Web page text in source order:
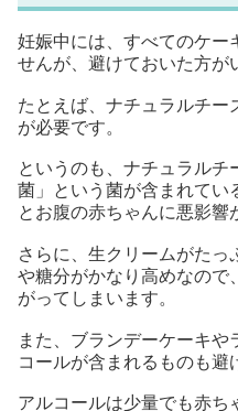
妊娠中には、すべてのケー
せんが、避けておいた方が
たとえば、ナチュラルチー
が必要です。
というのも、ナチュラルチ
菌」という菌が含まれてい
とお腹の赤ちゃんに悪影響
さらに、生クリームがたっ
や糖分がかなり高めなので
がってしまいます。
また、ブランデーケーキ
コールが含まれるものも避
アルコールは少量でも赤ち